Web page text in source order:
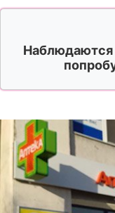
Наблюдаются